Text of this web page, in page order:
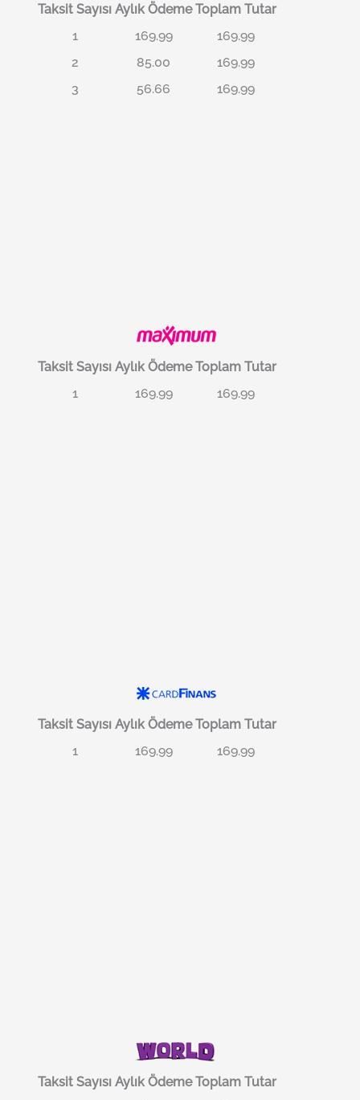
Taksit Sayısı Aylık Ödeme Toplam Tutar
1
169.99
169.99
2
85.00
169.99
3
56.66 169.99
Taksit Sayısı Aylık Ödeme Toplam Tutar
1
169.99 169.99
Taksit Sayısı Aylık Ödeme Toplam Tutar
1
169.99 169.99
Taksit Sayısı Aylık Ödeme Toplam Tutar